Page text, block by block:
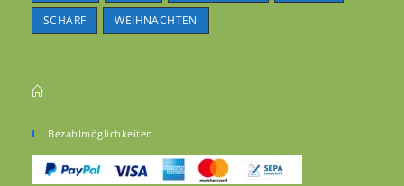
SCHARF WEIHNACHTEN
Bezahlmöglichkeiten